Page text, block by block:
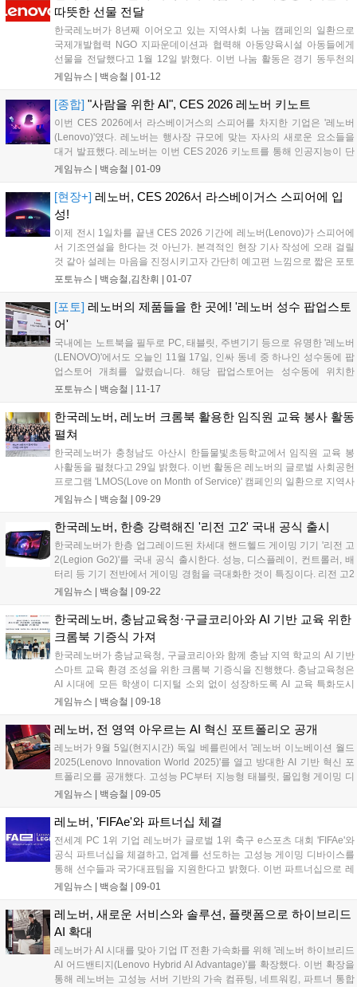
작업에도 눈의 피로도를 최소화했다....
따뜻한 선물 전달
한국레노버가 8년째 이어오고 있는 지역사회 나눔 캠페인의 일환으로
국제개발협력 NGO 지파운데이션과 협력해 아동양육시설 아동들에게
선물을 전달했다고 1월 12일 밝혔다. 이번 나눔 활동은 경기 동두천의
동두천아동센터, 충남 금산의 향림원, 경남 함양의 성민보육원을 대상으
교육, 정서 지원, 자립 프로그램 등을 제공하고 있다. 한국레노버는 연말
연시를 맞아 아이들이 밝고 건강하게 성장하기를 바라는 마음을 담아 준
비한 선물을 각 시설에 전달했다....
게임뉴스 | 백승철 01-12
[종합] "사람을 위한 AI", CES 2026 레노버 키노트
이번 CES 2026에서 라스베이거스의 스피어를 차지한 기업은 '레노버
(Lenovo)'였다. 레노버는 행사장 규모에 맞는 자사의 새로운 요소들을
대거 발표했다. 레노버는 이번 CES 2026 키노트를 통해 인공지능이 단
순한 도구를 넘어 사용자의 페르소나를 학습하고 모든 기기를 유기적으
리드 AI 전략과 차세대 하드웨어 라인업을 대거 공개했다....
게임뉴스 | 백승철 01-09
[현장+] 레노버, CES 2026서 라스베이거스 스피어에 입
성!
이제 전시 1일차를 끝낸 CES 2026 기간에 레노버(Lenovo)가 스피어에
서 기조연설을 한다는 것 아닌가. 본격적인 현장 기사 작성에 오래 걸릴
것 같아 설레는 마음을 진정시키고자 간단히 예고편 느낌으로 짧은 포토
기사를 준비해 봤다. 후속 키노트 기사를 기대해 주시기 바란다....
포토뉴스 | 백승철,김찬휘 01-07
[포토] 레노버의 제품들을 한 곳에! '레노버 성수 팝업스토
어'
국내에는 노트북을 필두로 PC, 태블릿, 주변기기 등으로 유명한 '레노버
(LENOVO)'에서도 오늘인 11월 17일, 인싸 동네 중 하나인 성수동에 팝
업스토어 개최를 알렸습니다. 해당 팝업스토어는 성수동에 위치한
LCDC에서 11월 30일까지 개최될 예정이라고 합니다. 현장으로 이동 중
습니다. 성수동 LCDC에서 이제 막 오픈한 레노버 팝업스토어의 현장,
사진으로 준비했습니다....
포토뉴스 | 백승철 11-17
한국레노버, 레노버 크롬북 활용한 임직원 교육 봉사 활동
펼쳐
한국레노버가 충청남도 아산시 한들물빛초등학교에서 임직원 교육 봉
사활동을 펼쳤다고 29일 밝혔다. 이번 활동은 레노버의 글로벌 사회공헌
프로그램 'LMOS(Love on Month of Service)' 캠페인의 일환으로 지역사
회와 교육 현장에 실질적인 기여를 하기 위해 기획됐다. 한국레노버는
북을 활용한 실습 중심의 체험 수업을 제공했다....
게임뉴스 | 백승철 09-29
한국레노버, 한층 강력해진 '리전 고2' 국내 공식 출시
한국레노버가 한층 업그레이드된 차세대 핸드헬드 게이밍 기기 '리전 고
2(Legion Go2)'를 국내 공식 출시한다. 성능, 디스플레이, 컨트롤러, 배
터리 등 기기 전반에서 게이밍 경험을 극대화한 것이 특징이다. 리전 고2
는 AMD의 최신 라이젠 Z2 프로세서와 라데온 780M GPU를 탑재했다.
이크로 SD슬롯을 통해 최대 2TB까지 확장 가능하다. 마이크로소프트
윈도우 11(Windows 11)을 기본 운영체제(OS)로 채택했다....
게임뉴스 | 백승철 09-22
한국레노버, 충남교육청·구글코리아와 AI 기반 교육 위한
크롬북 기증식 가져
한국레노버가 충남교육청, 구글코리아와 함께 충남 지역 학교의 AI 기반
스마트 교육 환경 조성을 위한 크롬북 기증식을 진행했다. 충남교육청은
AI 시대에 모든 학생이 디지털 소외 없이 성장하도록 AI 교육 특화도시
확대와 AI 교육센터 조성 등 미래 교육 인프라 구축에 힘쓰고 있다. 이러
(Albus)' 프로젝트를 진행한다....
게임뉴스 | 백승철 09-18
레노버, 전 영역 아우르는 AI 혁신 포트폴리오 공개
레노버가 9월 5일(현지시간) 독일 베를린에서 '레노버 이노베이션 월드
2025(Lenovo Innovation World 2025)'를 열고 방대한 AI 기반 혁신 포
트폴리오를 공개했다. 고성능 PC부터 지능형 태블릿, 몰입형 게이밍 디
바이스, 모토로라 스마트폰까지 아우르는 이번 신제품 라인업은 레노버
를 통해 생성형 AI와 하이브리드 인텔리전스를 일상 속 업무, 크리에이티
브, 엔터테인먼트 전반으로 확장한다....
게임뉴스 | 백승철 09-05
레노버, 'FIFAe'와 파트너십 체결
전세계 PC 1위 기업 레노버가 글로벌 1위 축구 e스포츠 대회 'FIFAe'와
공식 파트너십을 체결하고, 업계를 선도하는 고성능 게이밍 디바이스를
통해 선수들과 국가대표팀을 지원한다고 밝혔다. 이번 파트너십으로 레
노버의 고성능 '리전(Legion)' 게이밍 기기가 FIFAe의 연중 최고 이벤트
성과 안정성을 보장하는 한편, 몰입도 높은 게이밍 경험을 제공해 차세
대 축구 e스포츠의 새로운 기준을 제시할 계획이다....
게임뉴스 | 백승철 09-01
레노버, 새로운 서비스와 솔루션, 플랫폼으로 하이브리드
AI 확대
레노버가 AI 시대를 맞아 기업 IT 전환 가속화를 위해 '레노버 하이브리드
AI 어드밴티지(Lenovo Hybrid AI Advantage)'를 확장했다. 이번 확장을
통해 레노버는 고성능 서버 기반의 가속 컴퓨팅, 네트워킹, 파트너 통합